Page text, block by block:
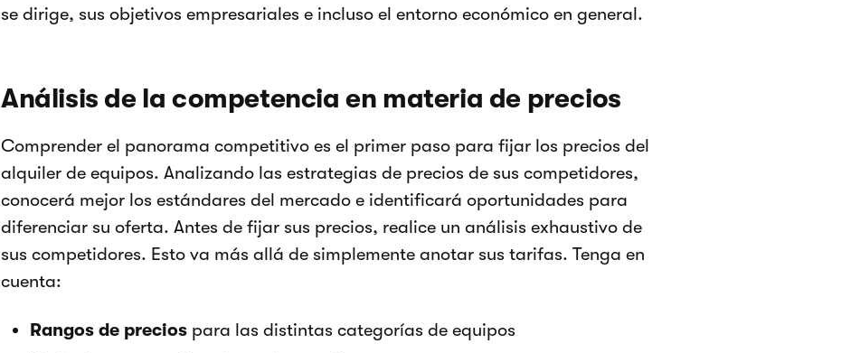
se dirige, sus objetivos empresariales e incluso el entorno económico en general.
Análisis de la competencia en materia de precios
Comprender el panorama competitivo es el primer paso para fijar los precios del
alquiler de equipos. Analizando las estrategias de precios de sus competidores,
conocerá mejor los estándares del mercado e identificará oportunidades para
diferenciar su oferta. Antes de fijar sus precios, realice un análisis exhaustivo de
sus competidores. Esto va más allá de simplemente anotar sus tarifas. Tenga en
cuenta:
Rangos de precios para las distintas categorías de equipos